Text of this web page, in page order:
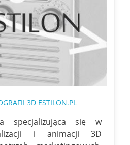
3D ESTILON.PL
specjalizująca się w
i animacji 3D